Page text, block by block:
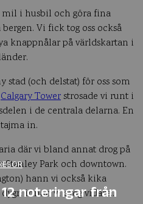
noteringar från
mil i husbil och göra fina
Vi fick tog oss också
knappnålar på världskartan i
stad (och delstat) för oss som
Calgary Towerstrosade vi runt i
i de centrala delarna. En
in.
där vi bland annat drog på
Park och downtown.
hann vi också kika
innan vi drog vidare…